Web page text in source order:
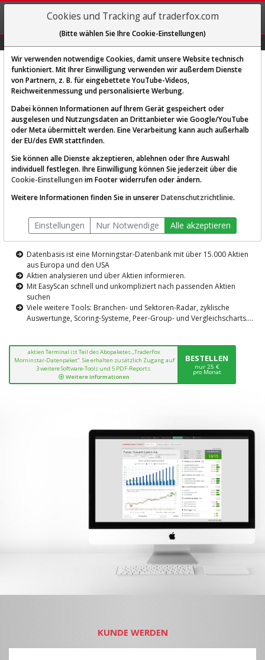
REGIS-
TRIEREN
Diese Funktion ist nur für
AKTIEN-TERMINAL
Die Aktienanalyse-Plattform von
TraderFox
Datenbasis ist eine Morningstar-Datenbank mit über 15.000 Aktien
aus Europa und den USA
Aktien analysieren und über Aktien informieren.
Mit EasyScan schnell und unkompliziert nach passenden Aktien
suchen
Viele weitere Tools: Branchen- und Sektoren-Radar, zyklische
Auswertunge, Scoring-Systeme, Peer-Group- und Vergleichscharts....
aktien Terminal ist Teil des Abopaketes „TraderFox
Morninstar-Datenpaket“. Sie erhalten zusätzlich Zugang auf
3 weitere Software-Tools und 5 PDF-Reports.
Weitere Informationen
BESTELLEN
nur 25 €
pro Monat
KUNDE WERDEN
Cookies und Tracking auf traderfox.com
(Bitte wählen Sie Ihre Cookie-Einstellungen)
Wir verwenden notwendige Cookies, damit unsere Website technisch
funktioniert. Mit Ihrer Einwilligung verwenden wir außerdem Dienste
von Partnern, z. B. für eingebettete YouTube-Videos,
Reichweitenmessung und personalisierte Werbung.
Dabei können Informationen auf Ihrem Gerät gespeichert oder
ausgelesen und Nutzungsdaten an Drittanbieter wie Google/YouTube
oder Meta übermittelt werden. Eine Verarbeitung kann auch außerhalb
der EU/des EWR stattfinden.
Sie können alle Dienste akzeptieren, ablehnen oder Ihre Auswahl
individuell festlegen. Ihre Einwilligung können Sie jederzeit über die
Cookie-Einstellungen im Footer widerrufen oder ändern.
Weitere Informationen finden Sie in unsererDatenschutzrichtlinie.
Einstellungen Nur Notwendige Alle akzeptieren